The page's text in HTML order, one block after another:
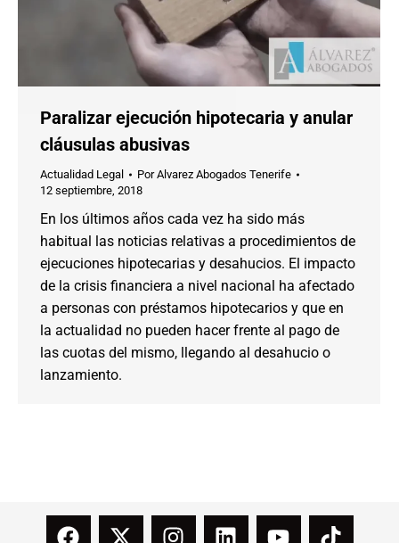
Paralizar ejecución hipotecaria y anular
cláusulas abusivas
Actualidad Legal PorAlvarez Abogados Tenerife
12 septiembre, 2018
En los últimos años cada vez ha sido más
habitual las noticias relativas a procedimientos de
ejecuciones hipotecarias y desahucios. El impacto
de la crisis financiera a nivel nacional ha afectado
a personas con préstamos hipotecarios y que en
la actualidad no pueden hacer frente al pago de
las cuotas del mismo, llegando al desahucio o
lanzamiento.